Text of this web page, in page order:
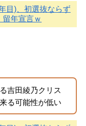
目)、初選抜ならず
年宣言ｗ
吉田綾乃クリス
る可能性が低い